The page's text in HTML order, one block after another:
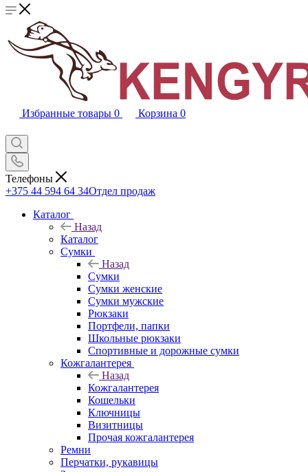
Избранные товары 0 Корзина 0
Телефоны
+375 44 594 64 34Отдел продаж
Каталог
Назад
Каталог
Сумки
Назад
Сумки
Сумки женские
Сумки мужские
Рюкзаки
Портфели, папки
Школьные рюкзаки
Спортивные и дорожные сумки
Кожгалантерея
Назад
Кожгалантерея
Кошельки
Ключницы
Визитницы
Прочая кожгалантерея
Ремни
Перчатки, рукавицы